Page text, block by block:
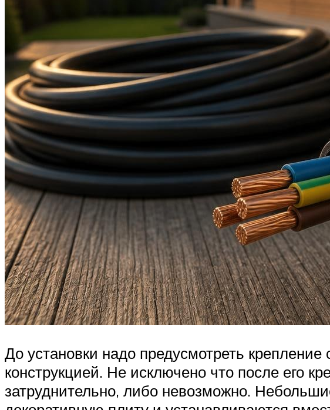
До установки надо предусмотреть крепление
конструкцией. Не исключено что после его
затруднительно, либо невозможно.